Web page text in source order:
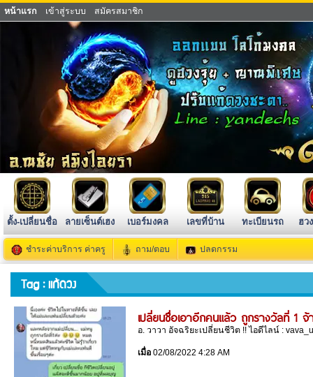
หน้าแรก เข้าสู่ระบบ สมัครสมาชิก
ตั้ง-เปลี่ยนชื่อ ลายเซ็นต์เฮง เบอร์มงคล เลขที่บ้าน ทะเบียนรถ ฮว
ชำระค่าบริการ ค่าครู ถาม/ตอบ ปลดกรรม
Tag : แก้ดวง
เปลี่ยนชื่อเอาอีกคนแล้ว ถูกรางวัลที่ 1
อ. วาวา อัจฉริยะเปลี่ยนชีวิต !! ไอดีไลน์ :
เมื่อ02/08/2022 4:28 AM